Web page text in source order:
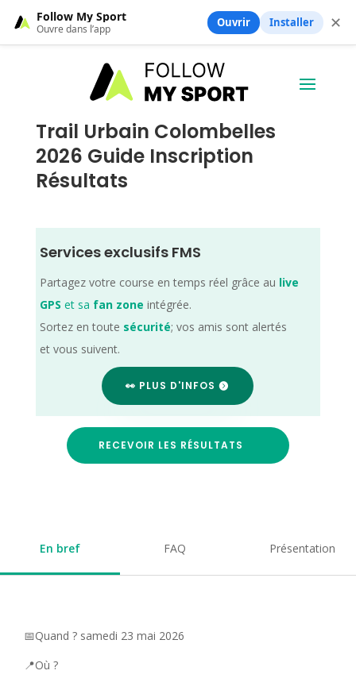
Trail Urbain Colombelles
2026 Guide Inscription
Résultats
Services exclusifs FMS
Partagez votre course en temps réel grâce au live
GPS et sa fan zone intégrée.
Sortez en toute sécurité; vos amis sont alertés
et vous suivent.
👀 PLUS D'INFOS
RECEVOIR LES RÉSULTATS
En bref FAQ Présentation
📅Quand ? samedi 23 mai 2026
📍Où ?
Follow My Sport
Ouvre dans l’app Ouvrir Installer ✕